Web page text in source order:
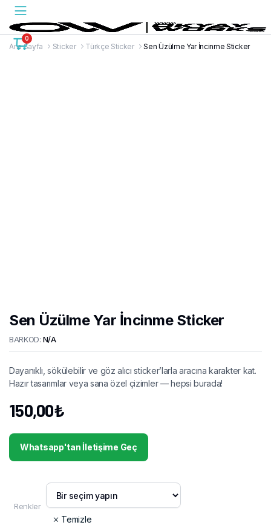
0
Ana Sayfa Sticker Türkçe Sticker Sen Üzülme Yar İncinme Sticker
Sen Üzülme Yar İncinme Sticker
BARKOD: N/A
Dayanıklı, sökülebilir ve göz alıcı sticker’larla aracına karakter kat.
Hazır tasarımlar veya sana özel çizimler — hepsi burada!
150,00₺
Whatsapp'tan İletişime Geç
Renkler
Temizle